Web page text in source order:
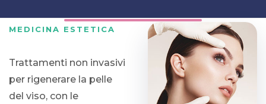
MEDICINA ESTETICA
Trattamenti non invasivi
per rigenerare la pelle
del viso, con le